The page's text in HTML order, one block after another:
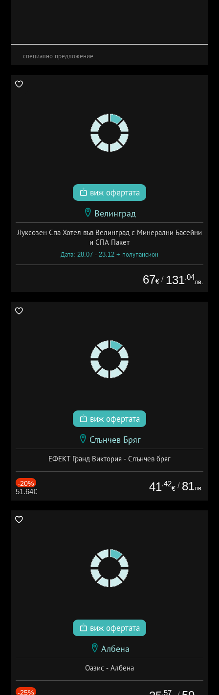
специално предложение
виж офертата
Велинград
Луксозен Спа Хотел във Велинград с Минерални Басейни
и СПА Пакет
Дата: 28.07 - 23.12 + полупансион
67€ / 131.04
лв.
виж офертата
Слънчев Бряг
ЕФЕКТ Гранд Виктория - Слънчев бряг
-20%
51.64€ 41.42
€ / 81лв.
виж офертата
Албена
Оазис - Албена
-25% .57